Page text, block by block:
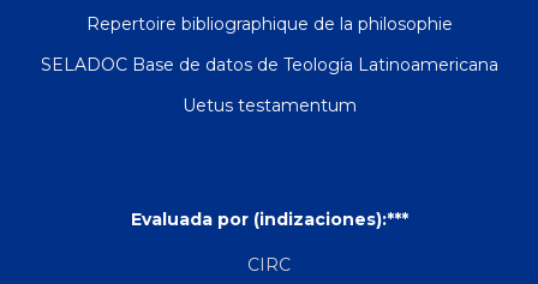
Repertoire bibliographique de la philosophie
SELADOC Base de datos de Teología Latinoamericana
Uetus testamentum
Evaluada por (indizaciones):***
CIRC